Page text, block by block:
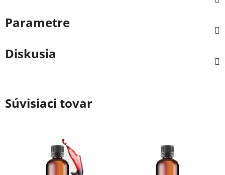
Parametre
Diskusia
Súvisiaci tovar